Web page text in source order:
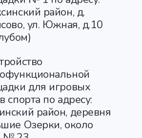
район, д.
ул. Южная, д.10
для игровых
спорта по адресу:
район, деревня
Озерки, около